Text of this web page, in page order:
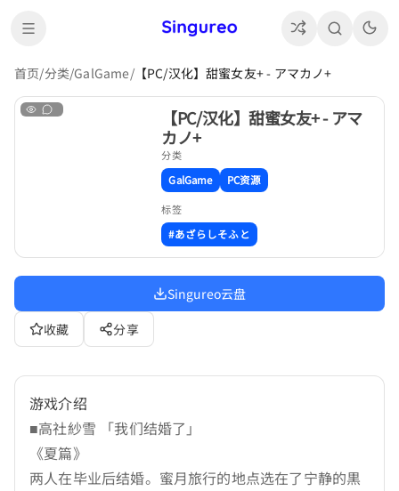
首页/分类/GalGame/【PC/汉化】甜蜜女友+ - アマカノ+
【PC/汉化】甜蜜女友+ - アマ
カノ+
分类
GalGame
PC资源
标签
#あざらしそふと
Singureo云盘
收藏
分享
游戏介绍
■高社紗雪 「我们结婚了」
《夏篇》
两人在毕业后结婚。蜜月旅行的地点选在了宁静的黒